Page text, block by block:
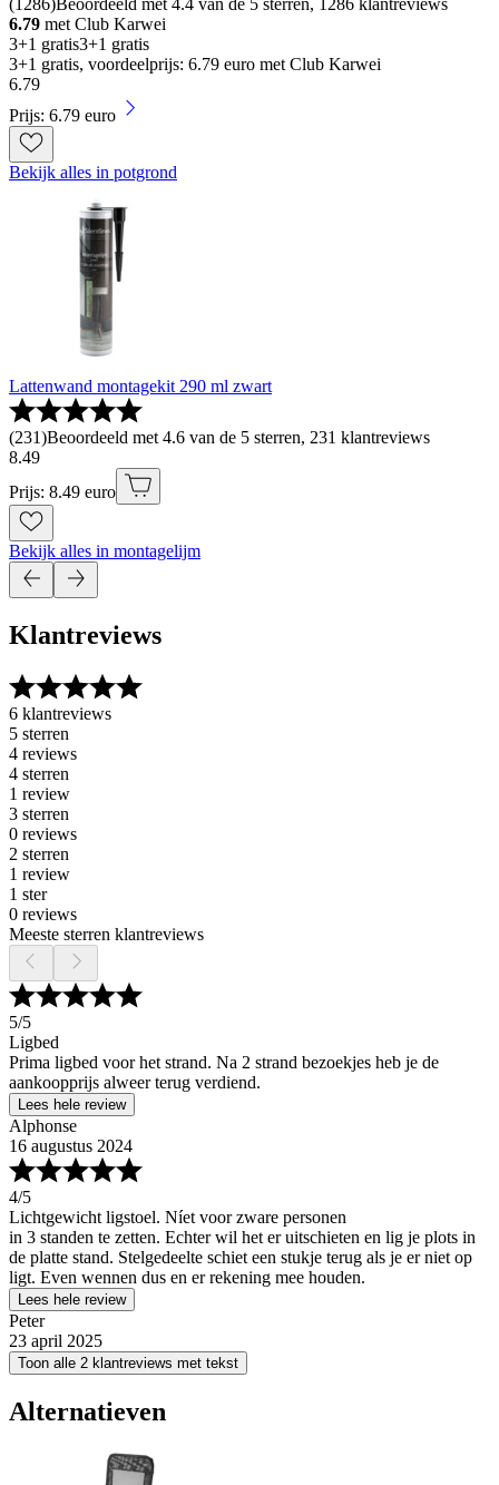
( 1286)Beoordeeld met 4.4 van de 5 sterren, 1286 klantreviews
6.79 met Club Karwei
3+1 gratis3+1 gratis
3+1 gratis, voordeelprijs: 6.79 euro met Club Karwei
6.79
Prijs: 6.79 euro
Bekijk alles in potgrond
Lattenwand montagekit 290 ml zwart
(231)Beoordeeld met 4.6 van de 5 sterren, 231 klantreviews
8.49
Prijs: 8.49 euro
Bekijk alles in montagelijm
Klantreviews
6 klantreviews
5 sterren
4 reviews
4 sterren
1 review
3 sterren
0 reviews
2 sterren
1 review
1 ster
0 reviews
Meeste sterren klantreviews
5/5
Ligbed
Prima ligbed voor het strand. Na 2 strand bezoekjes heb je de
aankoopprijs alweer terug verdiend.
Lees hele review
Alphonse
16 augustus 2024
4/5
Lichtgewicht ligstoel. Níet voor zware personen
in 3 standen te zetten. Echter wil het er uitschieten en lig je plots in
de platte stand. Stelgedeelte schiet een stukje terug als je er niet op
ligt. Even wennen dus en er rekening mee houden.
Lees hele review
Peter
23 april 2025
Toon alle 2 klantreviews met tekst
Alternatieven